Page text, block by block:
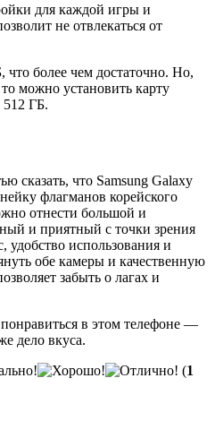
для каждой игры и
не отвлекаться от
более чем достаточно. Но,
можно установить карту
ГБ.
сказать, что Samsung Galaxy
флагманов корейского
отнести большой и
и приятный с точки зрения
удобство использования и
обе камеры и качественную
забыть о лагах и
в этом телефоне —
дело вкуса.
(1